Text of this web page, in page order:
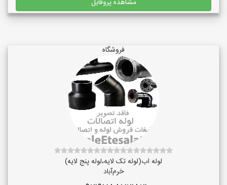
مشاهده پروفایل
فروشگاه
لوله اب(لوله تک لایه،لوله پنج لایه)
خرم‌آباد